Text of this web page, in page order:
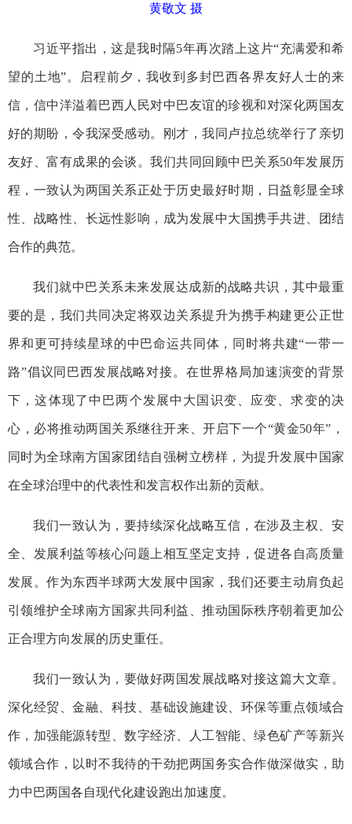
黄敬文 摄
习近平指出，这是我时隔5年再次踏上这片“充满爱和希
望的土地”。启程前夕，我收到多封巴西各界友好人士的来
信，信中洋溢着巴西人民对中巴友谊的珍视和对深化两国友
好的期盼，令我深受感动。刚才，我同卢拉总统举行了亲切
友好、富有成果的会谈。我们共同回顾中巴关系50年发展历
程，一致认为两国关系正处于历史最好时期，日益彰显全球
性、战略性、长远性影响，成为发展中大国携手共进、团结
合作的典范。
我们就中巴关系未来发展达成新的战略共识，其中最重
要的是，我们共同决定将双边关系提升为携手构建更公正世
界和更可持续星球的中巴命运共同体，同时将共建“一带一
路”倡议同巴西发展战略对接。在世界格局加速演变的背景
下，这体现了中巴两个发展中大国识变、应变、求变的决
心，必将推动两国关系继往开来、开启下一个“黄金50年”，
同时为全球南方国家团结自强树立榜样，为提升发展中国家
在全球治理中的代表性和发言权作出新的贡献。
我们一致认为，要持续深化战略互信，在涉及主权、安
全、发展利益等核心问题上相互坚定支持，促进各自高质量
发展。作为东西半球两大发展中国家，我们还要主动肩负起
引领维护全球南方国家共同利益、推动国际秩序朝着更加公
正合理方向发展的历史重任。
我们一致认为，要做好两国发展战略对接这篇大文章。
深化经贸、金融、科技、基础设施建设、环保等重点领域合
作，加强能源转型、数字经济、人工智能、绿色矿产等新兴
领域合作，以时不我待的干劲把两国务实合作做深做实，助
力中巴两国各自现代化建设跑出加速度。